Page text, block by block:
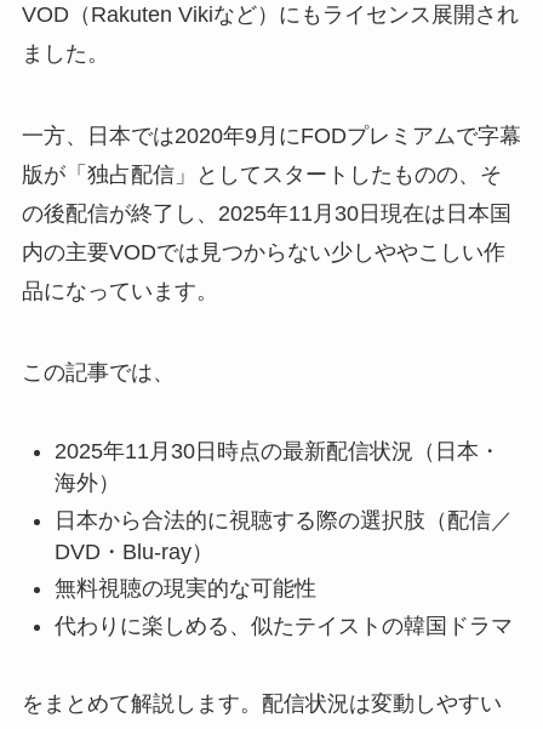
VOD（Rakuten Vikiなど）にもライセンス展開され
ました。
一方、日本では2020年9月にFODプレミアムで字幕
版が「独占配信」としてスタートしたものの、そ
の後配信が終了し、2025年11月30日現在は日本国
内の主要VODでは見つからない少しややこしい作
品になっています。
この記事では、
2025年11月30日時点の最新配信状況（日本・
海外）
日本から合法的に視聴する際の選択肢（配信／
DVD・Blu-ray）
無料視聴の現実的な可能性
代わりに楽しめる、似たテイストの韓国ドラマ
をまとめて解説します。配信状況は変動しやすい